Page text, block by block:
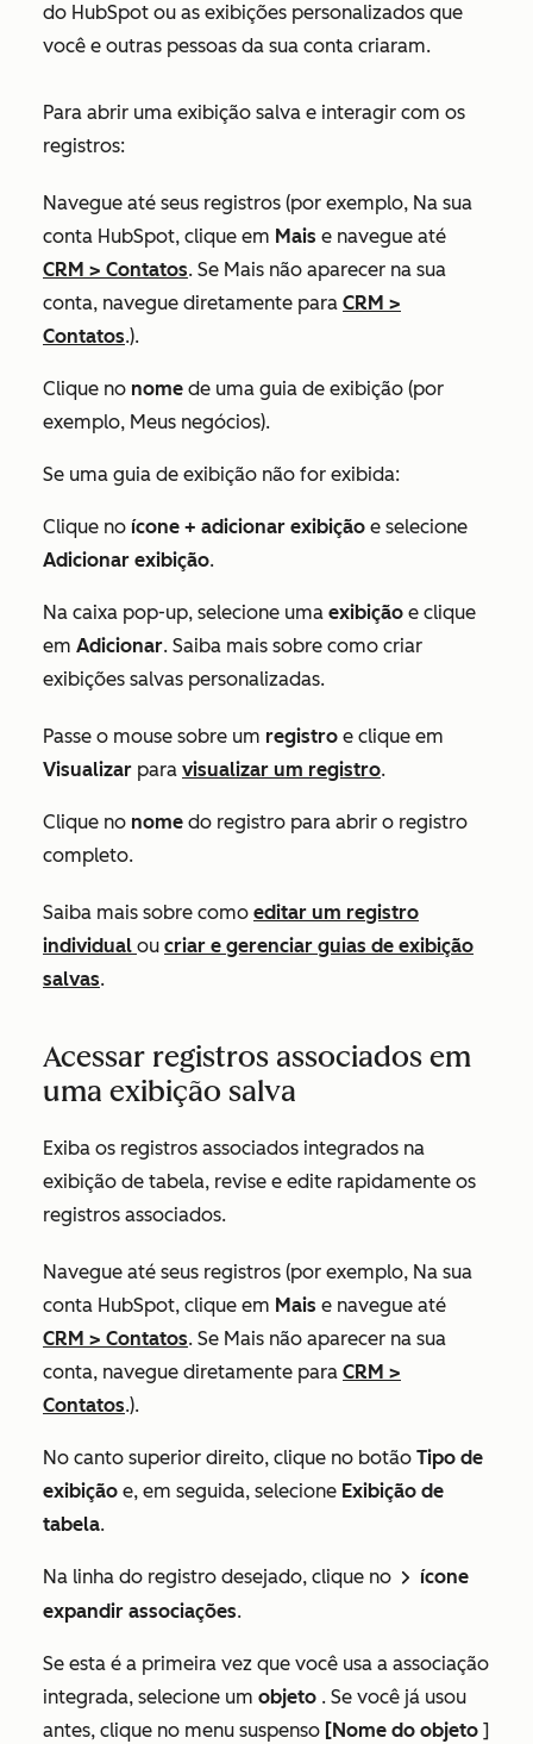
do HubSpot ou as exibições personalizados que
você e outras pessoas da sua conta criaram.
Para abrir uma exibição salva e interagir com os
registros:
Navegue até seus registros (por exemplo, Na sua
conta HubSpot, clique em Mais e navegue até
CRM > Contatos. Se Mais não aparecer na sua
conta, navegue diretamente para CRM >
Contatos.).
Clique no nome de uma guia de exibição (por
exemplo, Meus negócios).
Se uma guia de exibição não for exibida:
Clique no ícone + adicionar exibição e selecione
Adicionar exibição.
Na caixa pop-up, selecione uma exibição e clique
em Adicionar. Saiba mais sobre como criar
exibições salvas personalizadas.
Passe o mouse sobre um registro e clique em
Visualizar para visualizar um registro.
Clique no nome do registro para abrir o registro
completo.
Saiba mais sobre como editar um registro
individual ou criar e gerenciar guias de exibição
salvas.
Acessar registros associados em
uma exibição salva
Exiba os registros associados integrados na
exibição de tabela, revise e edite rapidamente os
registros associados.
Navegue até seus registros (por exemplo, Na sua
conta HubSpot, clique em Mais e navegue até
CRM > Contatos. Se Mais não aparecer na sua
conta, navegue diretamente para CRM >
Contatos.).
No canto superior direito, clique no botão Tipo de
exibição e, em seguida, selecione Exibição de
tabela.
Na linha do registro desejado, clique no rightCaret
ícone
expandir associações.
Se esta é a primeira vez que você usa a associação
integrada, selecione um objeto . Se você já usou
antes, clique no menu suspenso [Nome do objeto ]